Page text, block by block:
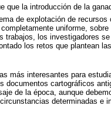
que la introducción de la
de explotación de recursos
uniforme, sobre
trabajos, los investigadores
los retos que plantean
más interesantes para
cartográficos
de la época, aunque
determinadas e